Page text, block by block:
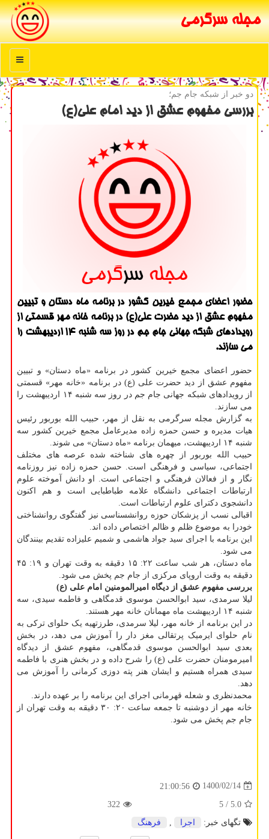
مجله سرگرمی
منو
دو خبر از شبكه جام جم؛
بررسی مفهوم عشق از دید امام علی(ع)
حضور اعضای مجمع خیرین کشور در برنامه ماه دستان و تبیین
مفهوم عشق از دید حضرت علی(ع) در برنامه خانه مهر قسمتی از
رویدادهای شبکه جهانی جام جم در روز سه شنبه 14 اردیبهشت را
می سازند.
حضور اعضای مجمع خیرین کشور در برنامه «ماه دستان» و تبیین
مفهوم عشق از دید حضرت علی (ع) در برنامه «خانه مهر» قسمتی
از رویدادهای شبکه جهانی جام جم در روز سه شنبه ۱۴ اردیبهشت را
می سازند.
به گزارش مجله سرگرمی به نقل از مهر، حبیب الله بوربور رئیس
هیات مدیره و حسن حمزه زاده مدیرعامل مجمع خیرین کشور سه
شنبه ۱۴ اردیبهشت، میهمان برنامه «ماه دستان» می شوند.
حبیب الله بوربور از چهره های شناخته شده عرصه های مختلف
اجتماعی، سیاسی و فرهنگی است. حسن حمزه زاده نیز روزنامه
نگار و از فعالان فرهنگی و اجتماعی است. او دانش آموخته علوم
ارتباطات اجتماعی دانشگاه علامه طباطبایی است و هم اکنون
دانشجوی دکترای علوم ارتباطات است.
اقبالی نسب از پزشکان حوزه روانشسناسی نیز گفتگوی روانشناختی
خودرا به موضوع ظلم و ظالم اختصاص داده اند.
این برنامه با اجرای سید جواد هاشمی و شمیم علیزاده تقدیم بینندگان
می شود.
ماه دستان، هر شب ساعت ۲۲: ۱۵ دقیقه به وقت تهران و ۱۹: ۴۵
دقیقه به وقت اروپای مرکزی از جام جم پخش می شود.
بررسی مفهوم عشق از دیگاه امیرالمومنین امام علی (ع)
لیلا سرمدی، سید ابوالحسن موسوی قدمگاهی و فاطمه سیدی، سه
شنبه ۱۴ اردیبهشت ماه مهمانان خانه مهر هستند.
در این برنامه از خانه مهر، لیلا سرمدی، طرزتهیه یک حلوای ترکی به
نام حلوای ایرمیک پرتقالی مغز دار را آموزش می دهد، در بخش
بعدی سید ابوالحسن موسوی قدمگاهی، مفهوم عشق از دیدگاه
امیرمومنان حضرت علی (ع) را شرح داده و در بخش هنری با فاطمه
سیدی همراه هستیم و ایشان هنر پته دوزی کرمانی را آموزش می
دهد.
محمدنظری و شعله قهرمانی اجرای این برنامه را بر عهده دارند.
خانه مهر از دوشنبه تا جمعه ساعت ۲۰: ۳۰ دقیقه به وقت تهران از
جام جم پخش می شود.
1400/02/14
21:00:56
5.0
/ 5
322
تگهای خبر:
اجرا فرهنگ